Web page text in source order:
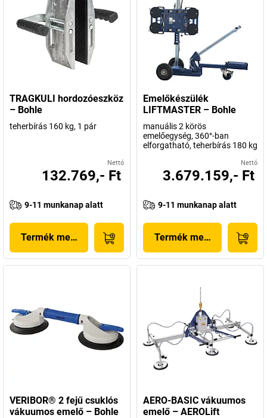
TRAGKULI hordozóeszköz
– Bohle
teherbírás 160 kg, 1 pár
Nettó
132.769,- Ft
9-11 munkanap alatt
Termék megjelenítése
Emelőkészülék
LIFTMASTER – Bohle
manuális 2 körös
emelőegység, 360°-ban
elforgatható, teherbírás 180 kg
Nettó
3.679.159,- Ft
9-11 munkanap alatt
Termék megjelenítése
VERIBOR® 2 fejű csuklós
vákuumos emelő – Bohle
AERO-BASIC vákuumos
emelő – AEROLift